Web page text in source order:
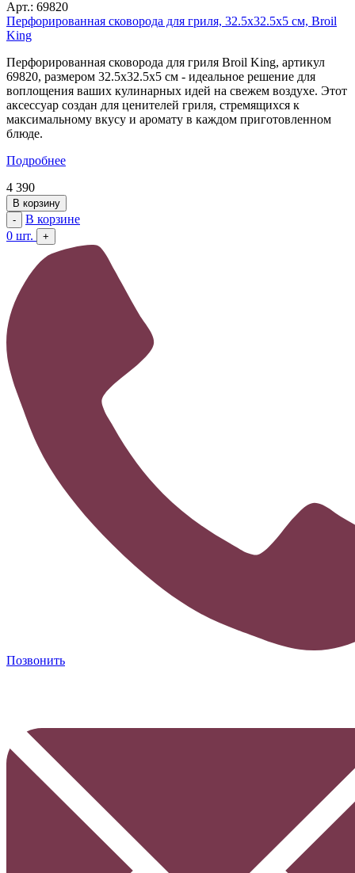
Арт.: 69820
Перфорированная сковорода для гриля, 32.5х32.5х5 см, Broil
King
Перфорированная сковорода для гриля Broil King, артикул
69820, размером 32.5х32.5х5 см - идеальное решение для
воплощения ваших кулинарных идей на свежем воздухе. Этот
аксессуар создан для ценителей гриля, стремящихся к
максимальному вкусу и аромату в каждом приготовленном
блюде.
Подробнее
4 390
В корзину
-
В корзине
0 шт. +
Позвонить